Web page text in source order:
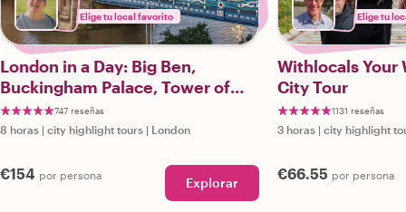
Elige tu local favorito
London in a Day: Big Ben,
Buckingham Palace, Tower of
London & More!
747 reseñas
8 horas | city highlight tours | London
€154 por persona Explorar
Elige tu
Withlocals Your
City Tour
1131 reseñas
3 horas | city highlight
€66.55 por persona